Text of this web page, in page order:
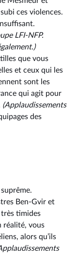
ces violences.
LFI-NFP.
que vous
et ceux qui les
sont les
qui agit pour
(Applaudissements
des
Ben-Gvir et
timides
réalité, vous
alors qu’ils